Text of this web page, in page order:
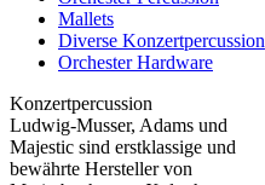
Mallets
Diverse Konzertpercussion
Orchester Hardware
Konzertpercussion
Ludwig-Musser, Adams und
Majestic sind erstklassige und
bewährte Hersteller von